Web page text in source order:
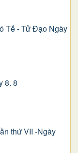
Tế - Tử Đạo Ngày
8. 8
thứ VII -Ngày